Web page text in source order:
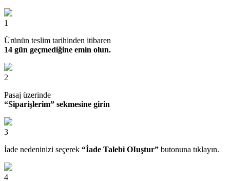
1
Ürünün teslim tarihinden itibaren
14 gün geçmediğine emin olun.
2
Pasaj üzerinde
“Siparişlerim” sekmesine girin
3
İade nedeninizi seçerek “İade Talebi OIuştur” butonuna tıklayın.
4